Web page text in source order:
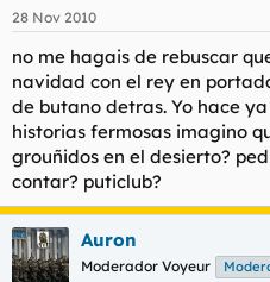
28 Nov 2010
no me hagais de rebuscar
navidad con el rey en
de butano detras. Yo hace
historias fermosas imagino
grouñidos en el desierto?
contar? puticlub?
Auron
Moderador Voyeur